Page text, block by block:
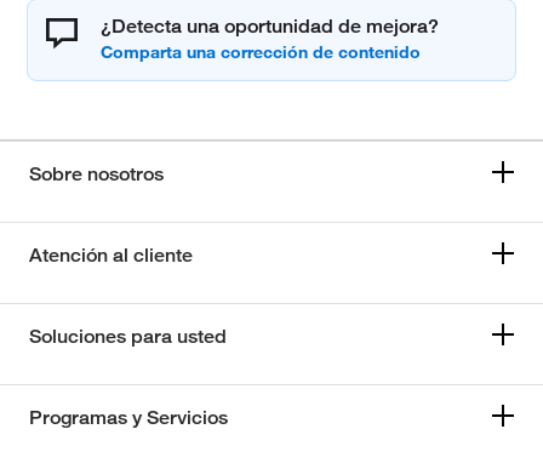
¿Detecta una oportunidad de mejora?
Sobre nosotros
Atención al cliente
Soluciones para usted
Programas y Servicios